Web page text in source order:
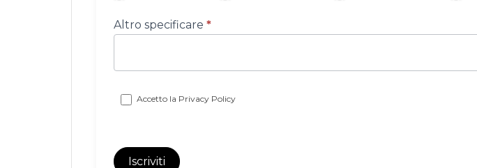
Altro specificare *
Accetto la Privacy Policy
Iscriviti